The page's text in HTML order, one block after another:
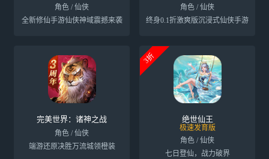
角色 / 仙侠
全新修仙手游仙侠神域震撼来袭
角色 / 仙侠
终身0.1折激爽版沉浸式仙侠手游
完美世界：诸神之战
角色 / 仙侠
端游还原决胜万流城领橙装
3折
绝世仙王
极速发育版
角色 / 仙侠
七日登仙，战力破界